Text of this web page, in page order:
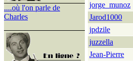
....où l'on parle de
Charles
jorge_munoz
Jarod1000
jpdzile
juzzella
Jean-Pierre